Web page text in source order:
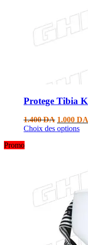
Protege Tibia
1.400DA 1.000 DA
Choix des options
Promo